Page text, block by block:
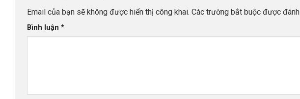
Email của bạn sẽ không được hiển thị công khai. Các trường bắt buộc được
Bình luận *